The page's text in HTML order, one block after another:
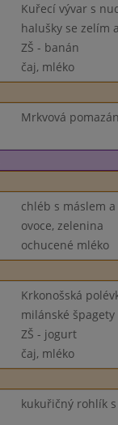
Kuřecí vývar s
halušky se zelím
ZŠ - banán
čaj, mléko
Mrkvová
chléb s máslem
ovoce, zelenina
ochucené mléko
Krkonošská
milánské
ZŠ - jogurt
čaj, mléko
kukuřičný rohlík